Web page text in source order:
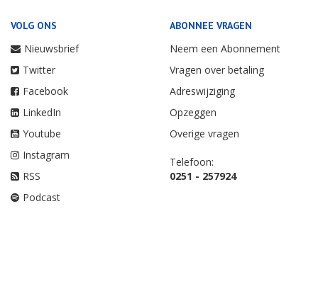
VOLG ONS
Nieuwsbrief
Twitter
Facebook
LinkedIn
Youtube
Instagram
RSS
Podcast
ABONNEE VRAGEN
Neem een Abonnement
Vragen over betaling
Adreswijziging
Opzeggen
Overige vragen
Telefoon:
0251 - 257924